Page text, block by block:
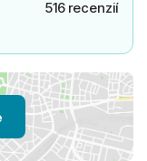
516 recenzií